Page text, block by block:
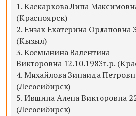
1. Каскаркова Липа
(Красноярск)
2. Ензак Екатерина Орлаповна
(Кызыл)
3. Космынина Валентина
Викторовна 12.10.1983г.р.
4. Михайлова Зинаида
(Лесосибирск)
5. Ившина Алена Викторовна
(Лесосибирск)